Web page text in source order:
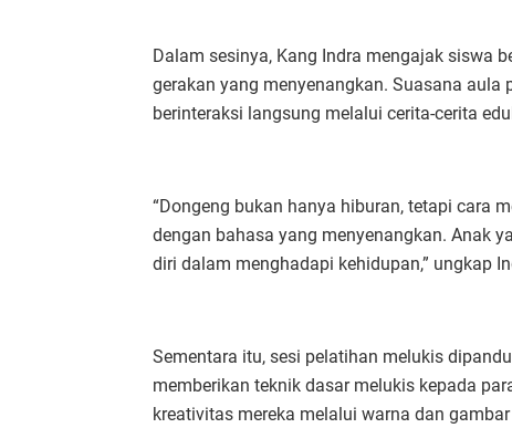
Dalam sesinya, Kang Indra mengajak siswa
gerakan yang menyenangkan. Suasana
berinteraksi langsung melalui cerita-cerita
“Dongeng bukan hanya hiburan, tetapi cara
dengan bahasa yang menyenangkan. Anak
diri dalam menghadapi kehidupan,” ungkap
Sementara itu, sesi pelatihan melukis
memberikan teknik dasar melukis kepada
kreativitas mereka melalui warna dan